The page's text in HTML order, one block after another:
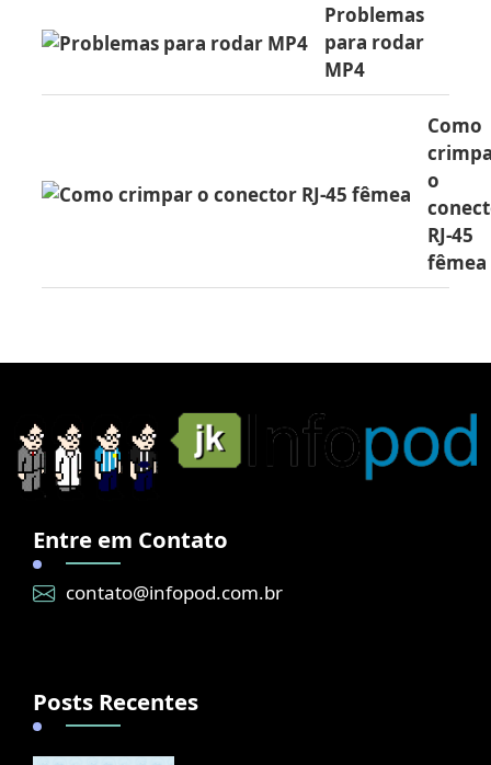
Problemas
para rodar
MP4
Como
o
RJ-45
fêmea
Entre em Contato
contato@infopod.com.br
Posts Recentes